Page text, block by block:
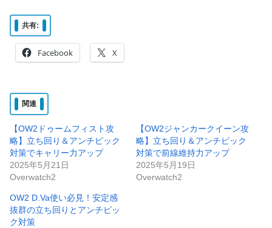
共有:
Facebook X
関連
【OW2ドゥームフィスト攻
略】立ち回り＆アンチピック
対策でキャリー力アップ
2025年5月21日
Overwatch2
【OW2ジャンカークイーン攻
略】立ち回り＆アンチピック
対策で前線維持力アップ
2025年5月19日
Overwatch2
OW2 D.Va使い必見！安定感
抜群の立ち回りとアンチピッ
ク対策